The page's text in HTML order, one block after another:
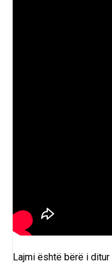
Lajmi është bërë i